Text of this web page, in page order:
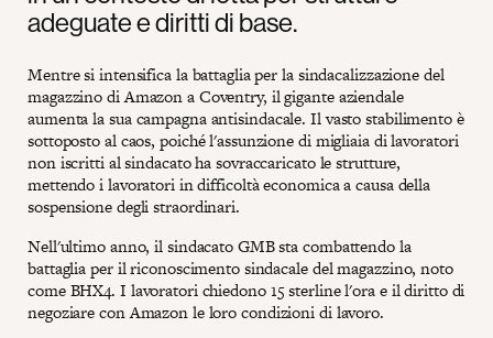
adeguate e diritti di base.
Mentre si intensifica la battaglia per la sindacalizzazione del
magazzino di Amazon a Coventry, il gigante aziendale
aumenta la sua campagna antisindacale. Il vasto stabilimento è
sottoposto al caos, poiché l'assunzione di migliaia di lavoratori
non iscritti al sindacato ha sovraccaricato le strutture,
mettendo i lavoratori in difficoltà economica a causa della
sospensione degli straordinari.
Nell'ultimo anno, il sindacato GMB sta combattendo la
battaglia per il riconoscimento sindacale del magazzino, noto
come BHX4. I lavoratori chiedono 15 sterline l'ora e il diritto di
negoziare con Amazon le loro condizioni di lavoro.